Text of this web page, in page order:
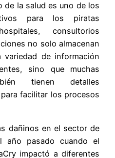
de la salud es uno de los
para los piratas
consultorios
no solo almacenan
de información
sino que muchas
tienen detalles
facilitar los procesos
dañinos en el sector de
año pasado cuando el
impactó a diferentes